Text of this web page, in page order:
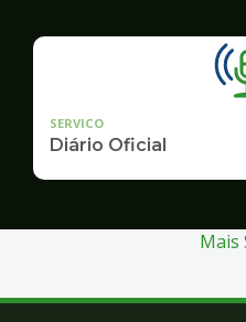
SERVICO
Diário Oficial
Mais